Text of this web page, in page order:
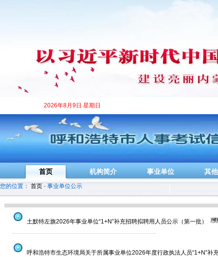
2026年8月9日 星期日
首页 机构简介 事业单位 其
您的位置： 首页 - 事业单位公示
土默特左旗2026年事业单位“1+N”补充招聘拟聘用人员公示（第一批）
--------------------------------------------------------------------------
呼和浩特市生态环境局关于所属事业单位2026年度行政执法人员“1+N”补